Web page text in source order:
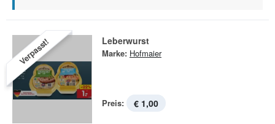
Verpasst! Leberwurst
Marke: Hofmaier
Preis: € 1,00